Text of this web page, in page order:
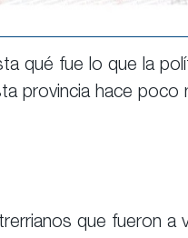
qué fue lo que la
provincia hace poco
que fueron